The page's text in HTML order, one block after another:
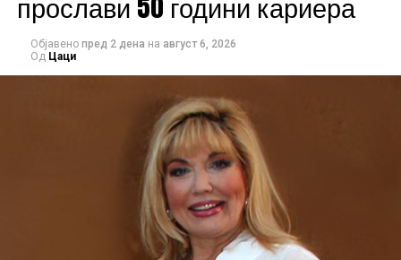
Тина во својата објава
на социјалните мрежи,
додавајќи дека
чувството да се
настапува на ваква
сцена токму на
роденден е нешто
незаборавно.
Објавено пред 2 дена на август 6, 2026
Од Цаци